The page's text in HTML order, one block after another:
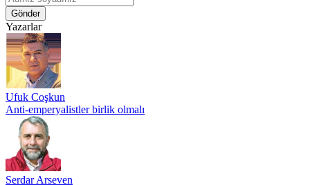
Gönder
Yazarlar
Ufuk Coşkun
Anti-emperyalistler birlik olmalı
Serdar Arseven